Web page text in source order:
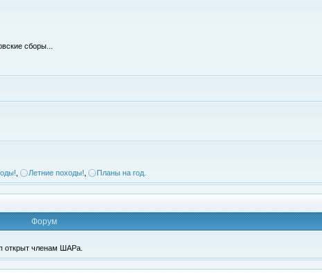
сборы...
Летние походы! Планы на год.
Форум
открыт членам ШАРа.